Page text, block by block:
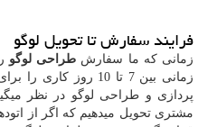
فرایند سفارش تا تحویل لوگو
زمانی که ما سفارش طراحی لوگو
زمانی بین 7 تا 10
مشتری تحویل میدهیم که اگر از